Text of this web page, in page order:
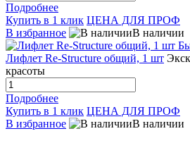
Подробнее
Купить в 1 клик ЦЕНА ДЛЯ ПРОФ
В избранное
В наличии
Лифлет Re-Structure общий, 1 шт
красоты
Подробнее
Купить в 1 клик ЦЕНА ДЛЯ ПРОФ
В избранное
В наличии